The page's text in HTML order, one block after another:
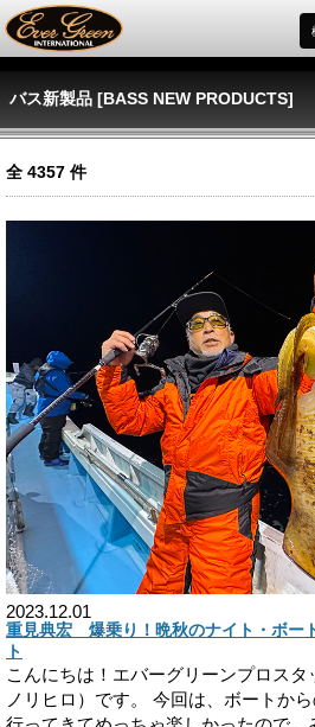
バス新製品 [BASS NEW PRODUCTS]
全 4357 件
2023.12.01
重見典宏 爆乗り！晩秋のナイト・ボー
ト
こんにちは！エバーグリーンプロスタ
ノリヒロ）です。 今回は、ボートか